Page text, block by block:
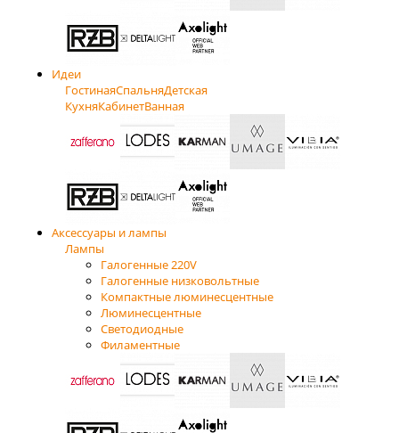
Идеи
ГостинаяСпальняДетская
КухняКабинетВанная
Аксессуары и лампы
Лампы
Галогенные 220V
Галогенные низковольтные
Компактные люминесцентные
Люминесцентные
Светодиодные
Филаментные